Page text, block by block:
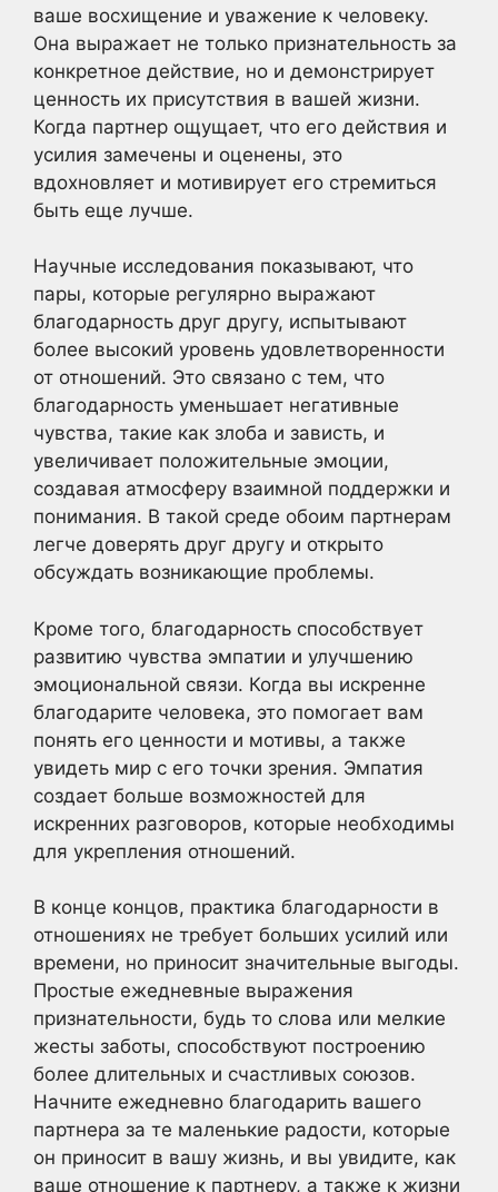
ваше восхищение и уважение к человеку.
Она выражает не только признательность за
конкретное действие, но и демонстрирует
ценность их присутствия в вашей жизни.
Когда партнер ощущает, что его действия и
усилия замечены и оценены, это
вдохновляет и мотивирует его стремиться
быть еще лучше.
Научные исследования показывают, что
пары, которые регулярно выражают
благодарность друг другу, испытывают
более высокий уровень удовлетворенности
от отношений. Это связано с тем, что
благодарность уменьшает негативные
чувства, такие как злоба и зависть, и
увеличивает положительные эмоции,
создавая атмосферу взаимной поддержки и
понимания. В такой среде обоим партнерам
легче доверять друг другу и открыто
обсуждать возникающие проблемы.
Кроме того, благодарность способствует
развитию чувства эмпатии и улучшению
эмоциональной связи. Когда вы искренне
благодарите человека, это помогает вам
понять его ценности и мотивы, а также
увидеть мир с его точки зрения. Эмпатия
создает больше возможностей для
искренних разговоров, которые необходимы
для укрепления отношений.
В конце концов, практика благодарности в
отношениях не требует больших усилий или
времени, но приносит значительные выгоды.
Простые ежедневные выражения
признательности, будь то слова или мелкие
жесты заботы, способствуют построению
более длительных и счастливых союзов.
Начните ежедневно благодарить вашего
партнера за те маленькие радости, которые
он приносит в вашу жизнь, и вы увидите, как
ваше отношение к партнеру, а также к жизни